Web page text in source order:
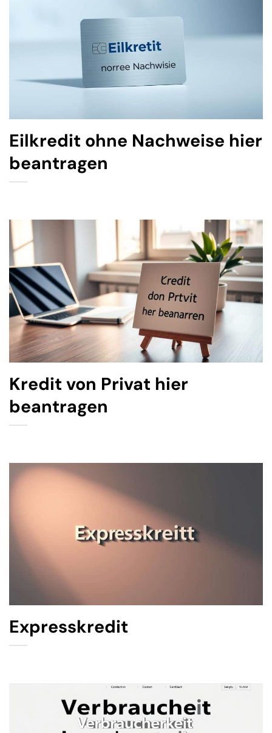
Eilkredit ohne Nachweise hier
beantragen
Kredit von Privat hier
beantragen
Expresskredit